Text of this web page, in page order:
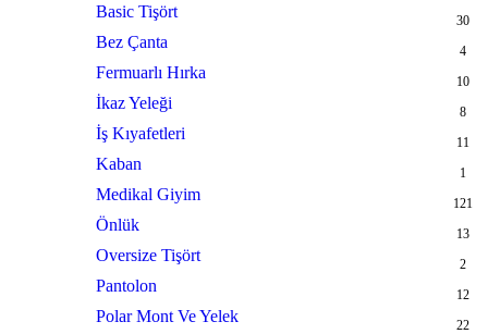
Basic Tişört 30
Bez Çanta 4
Fermuarlı Hırka 10
İkaz Yeleği 8
İş Kıyafetleri 11
Kaban 1
Medikal Giyim 121
Önlük 13
Oversize Tişört 2
Pantolon 12
Polar Mont Ve Yelek 22